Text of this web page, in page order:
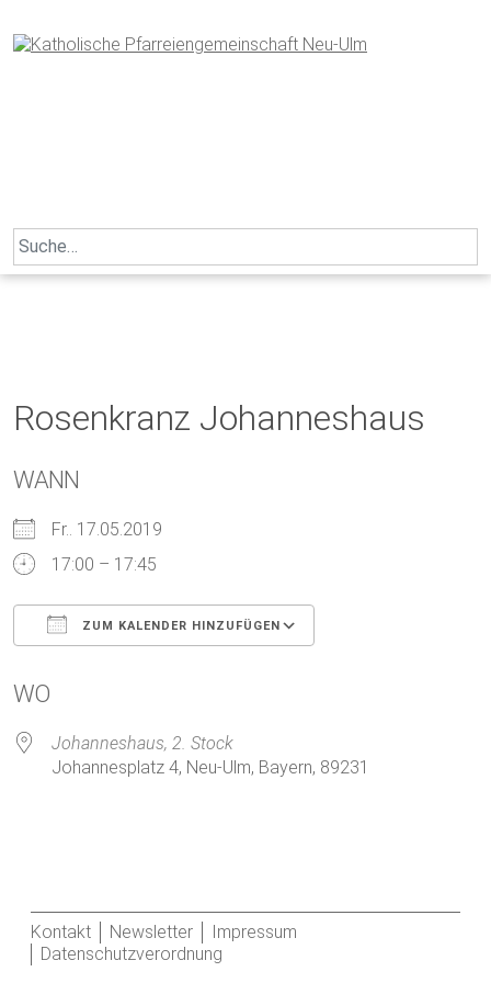
to
content
Search
for:
Rosenkranz Johanneshaus
WANN
Fr.. 17.05.2019
17:00 – 17:45
ZUM KALENDER HINZUFÜGEN
WO
Johanneshaus, 2. Stock
Johannesplatz 4, Neu-Ulm, Bayern, 89231
Kontakt Newsletter
Impressum
Datenschutzverordnung